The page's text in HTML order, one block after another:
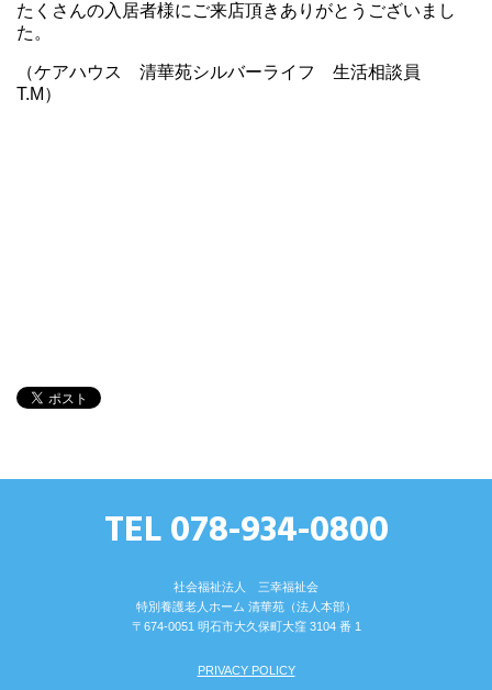
たくさんの入居者様にご来店頂きありがとうございまし
た。
（ケアハウス 清華苑シルバーライフ 生活相談員
T.M）
TEL 078-934-0800
社会福祉法人 三幸福祉会
特別養護⽼⼈ホーム 清華苑（法⼈本部）
〒674-0051 明⽯市⼤久保町⼤窪 3104 番 1
PRIVACY POLICY